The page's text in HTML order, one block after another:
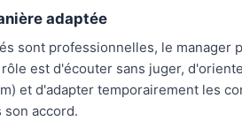
adaptée
sont professionnelles, le
est d'écouter sans juger,
et d'adapter temporairement les
accord.